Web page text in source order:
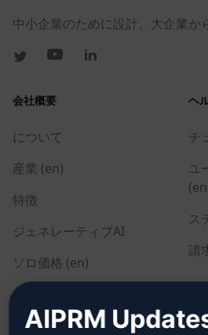
中小企業のために設計。大企業か
会社概要
について
産業 (en)
特徴
ジェネレーティブAI
ソロ価格 (en)
チーム価格 (en)
Blog (en)
ヘ
チ
ユ
ス
請
AIPRM